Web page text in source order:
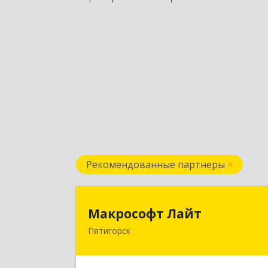
Рекомендованные партнеры
Макрософт Лайт
Пятигорск
Макрософт Лайт
357501, Ставропольский край,